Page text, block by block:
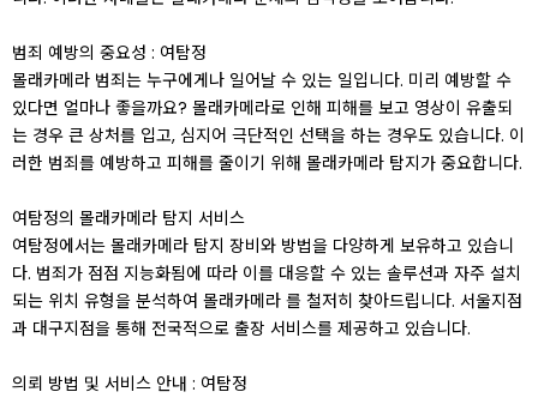
범죄 예방의 중요성 : 여탐정
몰래카메라 범죄는 누구에게나 일어날 수 있는 일입니다. 미리 예방할 수
있다면 얼마나 좋을까요? 몰래카메라로 인해 피해를 보고 영상이 유출되
는 경우 큰 상처를 입고, 심지어 극단적인 선택을 하는 경우도 있습니다. 이
러한 범죄를 예방하고 피해를 줄이기 위해 몰래카메라 탐지가 중요합니다.
여탐정의 몰래카메라 탐지 서비스
여탐정에서는 몰래카메라 탐지 장비와 방법을 다양하게 보유하고 있습니
다. 범죄가 점점 지능화됨에 따라 이를 대응할 수 있는 솔루션과 자주 설치
되는 위치 유형을 분석하여 몰래카메라 를 철저히 찾아드립니다. 서울지점
과 대구지점을 통해 전국적으로 출장 서비스를 제공하고 있습니다.
의뢰 방법 및 서비스 안내 : 여탐정